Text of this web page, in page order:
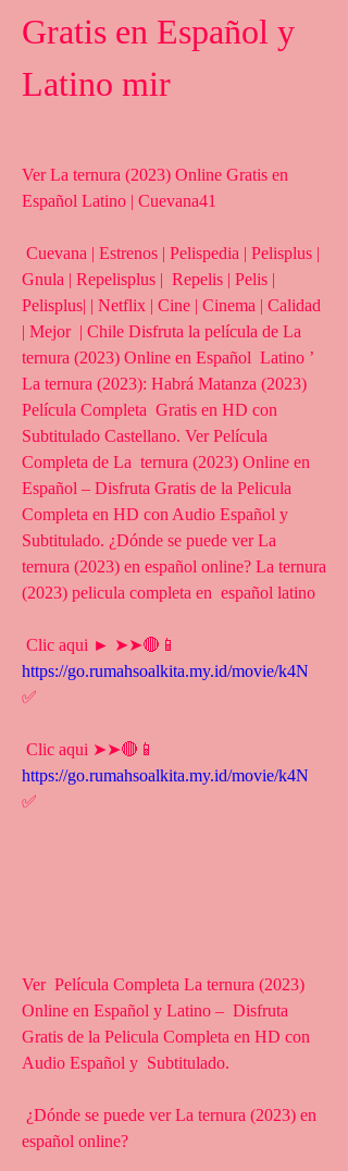
Gratis en Español y
Latino mir
Ver La ternura (2023) Online Gratis en
Español Latino | Cuevana41
Gnula | Repelisplus |  Repelis | Pelis |
Pelisplus| | Netflix | Cine | Cinema | Calidad
| Mejor  | Chile Disfruta la película de La
ternura (2023) Online en Español  Latino ’
La ternura (2023): Habrá Matanza (2023)
Película Completa  Gratis en HD con
Subtitulado Castellano. Ver Película
Completa de La  ternura (2023) Online en
Español – Disfruta Gratis de la Pelicula
Completa en HD con Audio Español y
Subtitulado. ¿Dónde se puede ver La
ternura (2023) en español online? La ternura
(2023) pelicula completa en  español latino
https://go.rumahsoalkita.my.id/movie/k4N
✅
https://go.rumahsoalkita.my.id/movie/k4N
✅
Ver  Película Completa La ternura (2023)
Online en Español y Latino –  Disfruta
Gratis de la Pelicula Completa en HD con
Audio Español y  Subtitulado.
español online?